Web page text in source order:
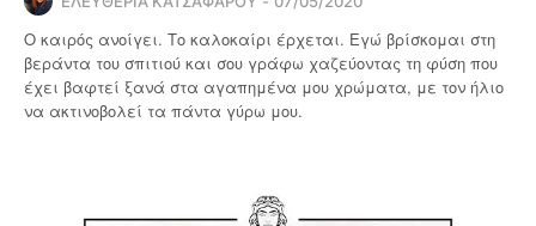
Ο καιρός ανοίγει. Το καλοκαίρι έρχεται. Εγώ βρίσκομαι στη
βεράντα του σπιτιού και σου γράφω χαζεύοντας τη φύση που
έχει βαφτεί ξανά στα αγαπημένα μου χρώματα, με τον ήλιο
να ακτινοβολεί τα πάντα γύρω μου.